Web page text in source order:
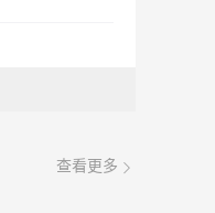
查看更多